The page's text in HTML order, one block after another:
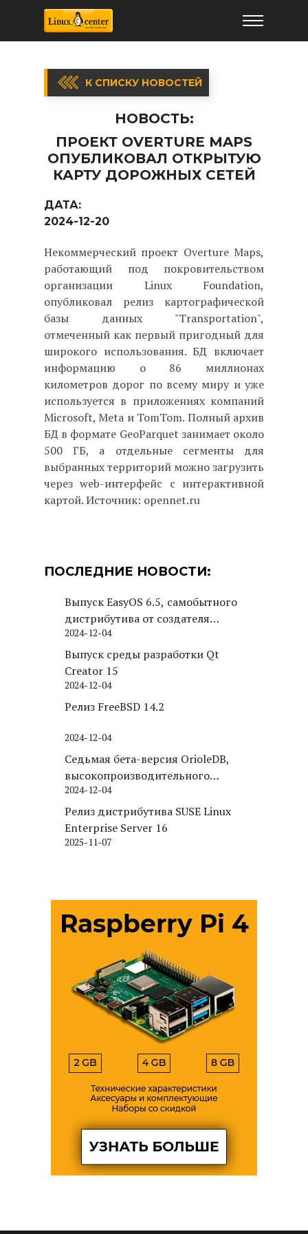
К СПИСКУ НОВОСТЕЙ
НОВОСТЬ:
ПРОЕКТ OVERTURE MAPS
ОПУБЛИКОВАЛ ОТКРЫТУЮ
КАРТУ ДОРОЖНЫХ СЕТЕЙ
ДАТА:
2024-12-20
Некоммерческий проект Overture Maps,
работающий под покровительством
организации Linux Foundation,
опубликовал релиз картографической
базы данных "Transportation",
отмеченный как первый пригодный для
широкого использования. БД включает
информацию о 86 миллионах
километров дорог по всему миру и уже
используется в приложениях компаний
Microsoft, Meta и TomTom. Полный архив
БД в формате GeoParquet занимает около
500 ГБ, а отдельные сегменты для
выбранных территорий можно загрузить
через web-интерфейс с интерактивной
картой. Источник: opennet.ru
ПОСЛЕДНИЕ НОВОСТИ:
Выпуск EasyOS 6.5, самобытного
дистрибутива от создателя
Puppy Linux
2024-12-04
Выпуск среды разработки Qt
Creator 15
2024-12-04
Релиз FreeBSD 14.2
2024-12-04
Седьмая бета-версия OrioleDB,
высокопроизводительного
движка хранения для PostgreSQL
2024-12-04
Релиз дистрибутива SUSE Linux
Enterprise Server 16
2025-11-07